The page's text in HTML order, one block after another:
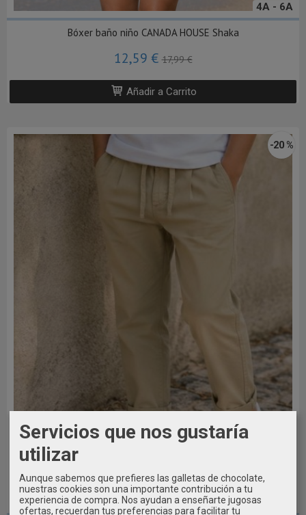
4A - 6A
Bóxer baño niño CANADA HOUSE Shaka
12,59 €17,99 €
Añadir a Carrito
6 AÑOS / 116CM
-20 %
Servicios que nos gustaría
utilizar
Aunque sabemos que prefieres las galletas de chocolate,
nuestras cookies son una importante contribución a tu
experiencia de compra. Nos ayudan a enseñarte jugosas
ofertas, recuerdan tus preferencias para facilitar tu